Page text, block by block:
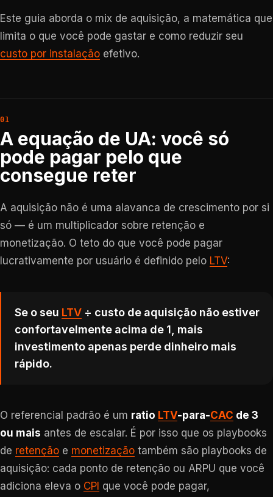
Este guia aborda o mix de aquisição, a matemática que
limita o que você pode gastar e como reduzir seu
custo por instalação efetivo.
A equação de UA: você só
pode pagar pelo que
consegue reter
A aquisição não é uma alavanca de crescimento por si
só — é um multiplicador sobre retenção e
monetização. O teto do que você pode pagar
lucrativamente por usuário é definido pelo LTV:
Se o seu LTV ÷ custo de aquisição não estiver
confortavelmente acima de 1, mais
investimento apenas perde dinheiro mais
rápido.
O referencial padrão é um ratio LTV-para-CAC de 3
ou mais antes de escalar. É por isso que os playbooks
de retenção e monetização também são playbooks de
aquisição: cada ponto de retenção ou ARPU que você
adiciona eleva o CPI que você pode pagar,